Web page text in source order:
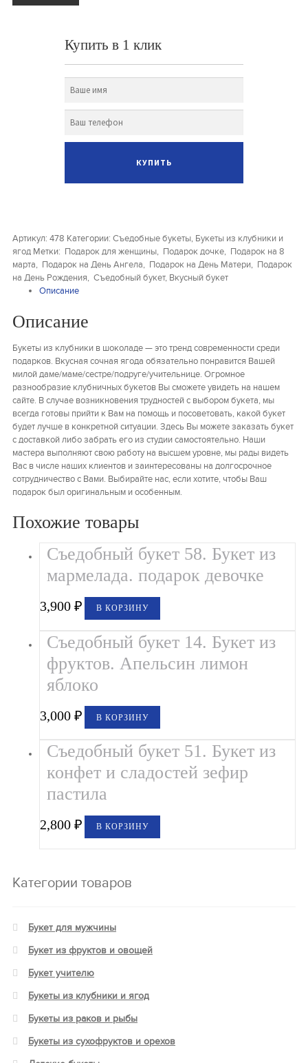
Букеты из раков и рыбы
Купить в 1 клик
Артикул:478 Категории:Съедобные букеты, Букеты из клубники и
ягод Метки: Подарок для женщины, Подарок дочке, Подарок на 8
марта, Подарок на День Ангела, Подарок на День Матери, Подарок
на День Рождения, Съедобный букет, Вкусный букет
Описание
Описание
Букеты из клубники в шоколаде — это тренд современности среди
подарков. Вкусная сочная ягода обязательно понравится Вашей
милой даме/маме/сестре/подруге/учительнице. Огромное
разнообразие клубничных букетов Вы сможете увидеть на нашем
сайте. В случае возникновения трудностей с выбором букета, мы
всегда готовы прийти к Вам на помощь и посоветовать, какой букет
будет лучше в конкретной ситуации. Здесь Вы можете заказать букет
с доставкой либо забрать его из студии самостоятельно. Наши
мастера выполняют свою работу на высшем уровне, мы рады видеть
Вас в числе наших клиентов и заинтересованы на долгосрочное
сотрудничество с Вами. Выбирайте нас, если хотите, чтобы Ваш
подарок был оригинальным и особенным.
Похожие товары
Съедобный букет 58. Букет из
мармелада. подарок девочке
3,900₽ В КОРЗИНУ
Съедобный букет 14. Букет из
фруктов. Апельсин лимон
яблоко
3,000₽ В КОРЗИНУ
Съедобный букет 51. Букет из
конфет и сладостей зефир
пастила
2,800₽ В КОРЗИНУ
Категории товаров
Букет для мужчины
Букет из фруктов и овощей
Букет учителю
Букеты из клубники и ягод
Букеты из раков и рыбы
Букеты из сухофруктов и орехов